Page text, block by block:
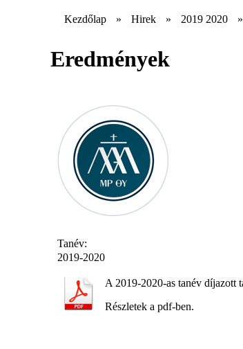
Kezdőlap » Hirek » 2019 2020 »
Eredmények
Tanév:
2019-2020
A 2019-2020-as tanév díjazott
Részletek a pdf-ben.